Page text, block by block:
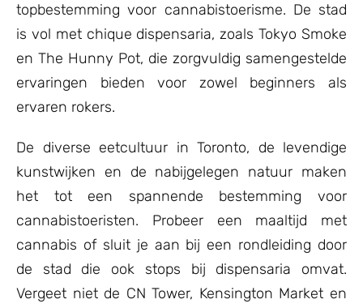
topbestemming voor cannabistoerisme. De stad
is vol met chique dispensaria, zoals Tokyo Smoke
en The Hunny Pot, die zorgvuldig samengestelde
ervaringen bieden voor zowel beginners als
ervaren rokers.
De diverse eetcultuur in Toronto, de levendige
kunstwijken en de nabijgelegen natuur maken
het tot een spannende bestemming voor
cannabistoeristen. Probeer een maaltijd met
cannabis of sluit je aan bij een rondleiding door
de stad die ook stops bij dispensaria omvat.
Vergeet niet de CN Tower, Kensington Market en